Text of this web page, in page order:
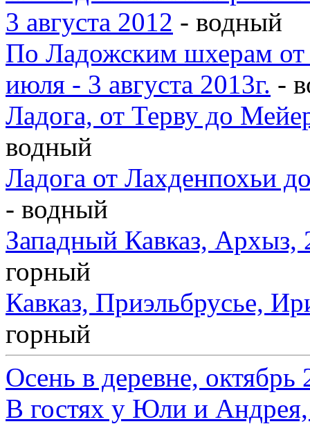
3 августа 2012 - водный
По Ладожским шхерам
июля - 3 августа 2013г. -
Ладога, от Терву до
водный
Ладога от Лахденпохьи
- водный
Западный Кавказ, Архыз,
горный
Кавказ, Приэльбрусье,
горный
Осень в деревне, октябрь
В гостях у Юли и